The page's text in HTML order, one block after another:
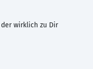
der wirklich zu Dir